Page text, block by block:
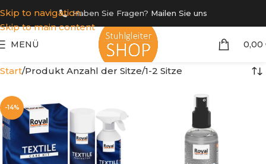
Skip to navigation
Skip to main content
Haben Sie Fragen? Mailen Sie uns
MENÜ 0,00
Start Produkt Anzahl der Sitze 1-2 Sitze
-14%